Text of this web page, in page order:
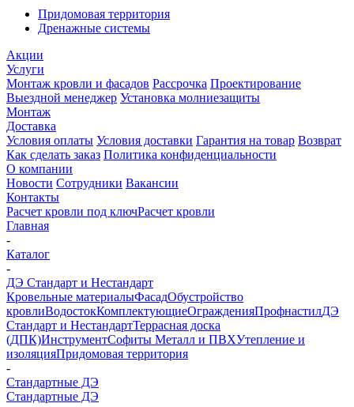
Придомовая территория
Дренажные системы
Акции
Услуги
Монтаж кровли и фасадов Рассрочка Проектирование
Выездной менеджер Установка молниезащиты
Монтаж
Доставка
Условия оплаты Условия доставки Гарантия на товар Возврат
Как сделать заказ Политика конфиденциальности
О компании
Новости Сотрудники Вакансии
Контакты
Расчет кровли под ключРасчет кровли
Главная
-
Каталог
-
ДЭ Стандарт и Нестандарт
Кровельные материалыФасадОбустройство
кровлиВодостокКомплектующиеОгражденияПрофнастилДЭ
Стандарт и НестандартТеррасная доска
(ДПК)ИнструментСофиты Металл и ПВХУтепление и
изоляцияПридомовая территория
-
Стандартные ДЭ
Стандартные ДЭ